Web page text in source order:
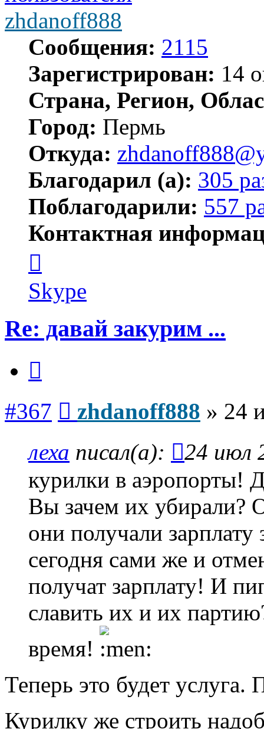
zhdanoff888
Сообщения: 2115
Зарегистрирован: 14
Страна, Регион,
Город: Пермь
Откуда:
Благодарил (а): 305
Поблагодарили: 557
Контактная
пользователя
zhdanoff888
Skype
Re: давай закурим ...
#367 zhdanoff888 » 24
леха писал(а):
24 июл
курилки в аэропорты!
Вы зачем их убирали?
они получали зарплату
сегодня сами же и
получат зарплату! И
славить их и их
время!
Теперь это будет услуга.
Курилку же строить